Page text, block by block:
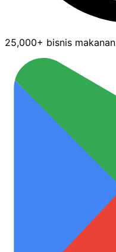
25,000+ bisnis makanan